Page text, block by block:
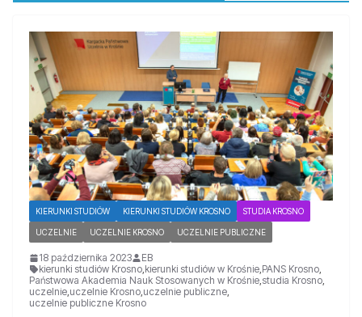
KIERUNKI STUDIÓW KIERUNKI STUDIÓW KROSNO STUDIA KROSNO
UCZELNIE UCZELNIE KROSNO UCZELNIE PUBLICZNE
18 października 2023
EB
kierunki studiów Krosno,kierunki studiów w Krośnie,PANS Krosno,
Państwowa Akademia Nauk Stosowanych w Krośnie,studia Krosno,
uczelnie,uczelnie Krosno,uczelnie publiczne,
uczelnie publiczne Krosno